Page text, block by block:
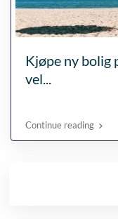
Kjøpe ny bolig
vel...
Continue reading